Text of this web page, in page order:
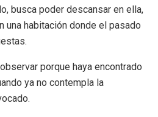
busca poder descansar en ella,
una habitación donde el pasado
porque haya encontrado
ya no contempla la